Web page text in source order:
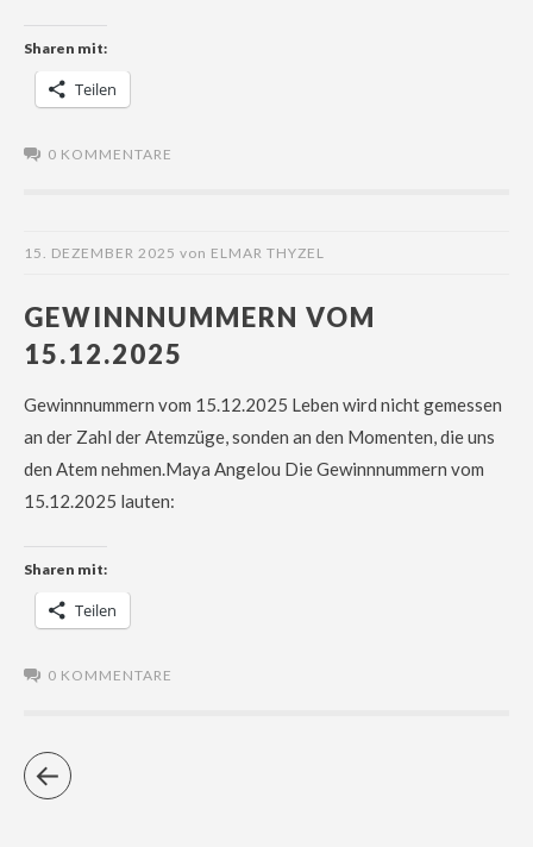
Sharen mit:
Teilen
0 KOMMENTARE
15. DEZEMBER 2025 von ELMAR THYZEL
GEWINNNUMMERN VOM
15.12.2025
Gewinnnummern vom 15.12.2025 Leben wird nicht gemessen
an der Zahl der Atemzüge, sonden an den Momenten, die uns
den Atem nehmen.Maya Angelou Die Gewinnnummern vom
15.12.2025 lauten:
Sharen mit:
Teilen
0 KOMMENTARE